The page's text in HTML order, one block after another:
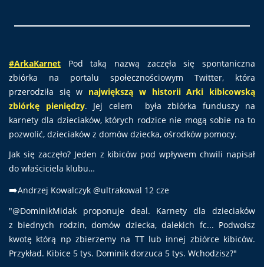
#ArkaKarnet Pod taką nazwą zaczęła się spontaniczna
zbiórka na portalu społecznościowym Twitter, która
przerodziła się w największą w historii Arki kibicowską
zbiórkę pieniędzy. Jej celem była zbiórka funduszy na
karnety dla dzieciaków, których rodzice nie mogą sobie na to
pozwolić, dzieciaków z domów dziecka, ośrodków pomocy.
Jak się zaczęło? Jeden z kibiców pod wpływem chwili napisał
do właściciela klubu…
➡️Andrzej Kowalczyk @ultrakowal 12 cze
"@DominikMidak proponuje deal. Karnety dla dzieciaków
z biednych rodzin, domów dziecka, dalekich fc... Podwoisz
kwotę którą np zbierzemy na TT lub innej zbiórce kibiców.
Przykład. Kibice 5 tys. Dominik dorzuca 5 tys. Wchodzisz?"